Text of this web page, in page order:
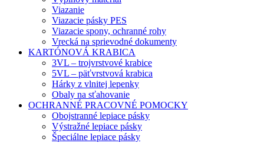
Viazanie
Viazacie pásky PES
Viazacie spony, ochranné rohy
Vrecká na sprievodné dokumenty
KARTÓNOVÁ KRABICA
3VL – trojvrstvové krabice
5VL – päťvrstvová krabica
Hárky z vlnitej lepenky
Obaly na sťahovanie
OCHRANNÉ PRACOVNÉ POMOCKY
Obojstranné lepiace pásky
Výstražné lepiace pásky
Špeciálne lepiace pásky